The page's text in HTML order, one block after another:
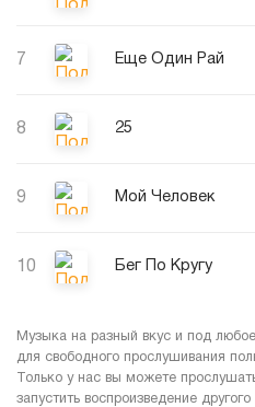
7 Еще Один Рай
8 25
9 Мой Человек
10 Бег По Кругу
Музыка на разный вкус и под
для свободного прослушивания
Только у нас вы можете
запустить воспроизведение